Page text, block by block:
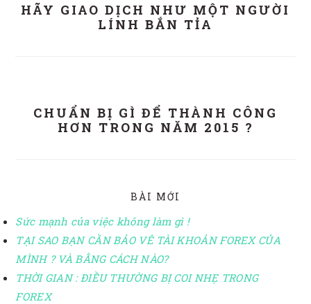
HÃY GIAO DỊCH NHƯ MỘT NGƯỜI
LÍNH BẮN TỈA
CHUẨN BỊ GÌ ĐỂ THÀNH CÔNG
HƠN TRONG NĂM 2015 ?
BÀI MỚI
Sức mạnh của việc không làm gì !
TẠI SAO BẠN CẦN BẢO VÊ TÀI KHOẢN FOREX CỦA
MÌNH ? VÀ BẰNG CÁCH NÀO?
THỜI GIAN : ĐIỀU THƯỜNG BỊ COI NHẸ TRONG
FOREX